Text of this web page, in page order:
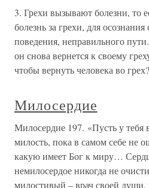
3. Грехи вызывают болезни, то
болезнь за грехи, для
поведения, неправильного
он снова вернется к своему
чтобы вернуть человека во
Милосердие
Милосердие 197. «Пусть у тебя
милость, пока в самом себе не
какую имеет Бог к миру…
немилосердое никогда не
милостивый – врач своей